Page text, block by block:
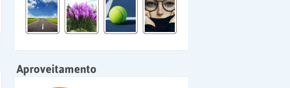
Aproveitamento